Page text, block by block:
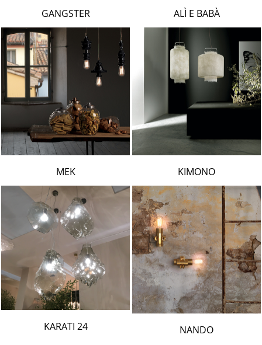
PORSCHE
CATELLANI & SMITH
VIABIZZUNO
ALÌ E BABÀ
GANGSTER
KIMONO
MEK
NANDO
24 KARATI